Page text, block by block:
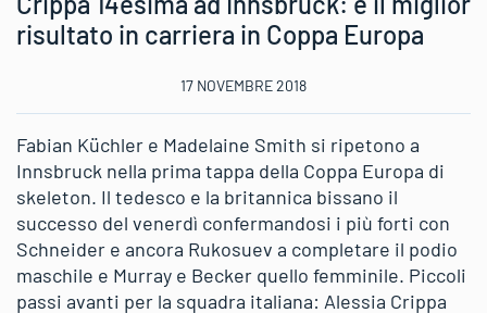
risultato in carriera in Coppa Europa
17 NOVEMBRE 2018
Fabian Küchler e Madelaine Smith si ripetono a
Innsbruck nella prima tappa della Coppa Europa di
skeleton. Il tedesco e la britannica bissano il
successo del venerdì confermandosi i più forti con
Schneider e ancora Rukosuev a completare il podio
maschile e Murray e Becker quello femminile. Piccoli
passi avanti per la squadra italiana: Alessia Crippa